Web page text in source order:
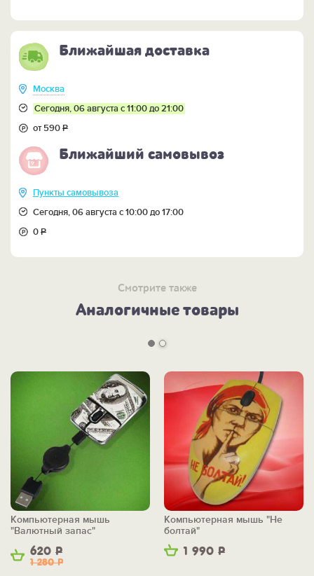
Ближайшая доставка
Москва
Сегодня, 06 августа с 11:00 до 21:00
от 590Р
Ближайший самовывоз
Пункты самовывоза
Сегодня, 06 августа с 10:00 до 17:00
0Р
Смотрите также
Аналогичные товары
620 Р
1 280Р
Компьютерная мышь
"Валютный запас"
1 990 Р
Компьютерная мышь "Не
болтай"